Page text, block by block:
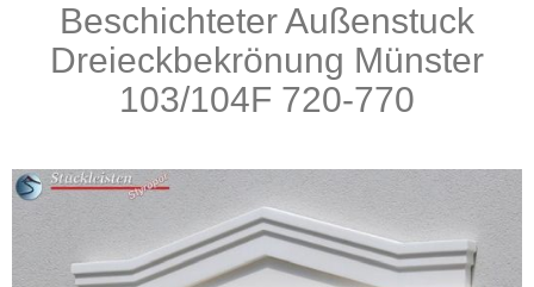
Beschichteter Außenstuck
Dreieckbekrönung Münster
103/104F 720-770
Produkte